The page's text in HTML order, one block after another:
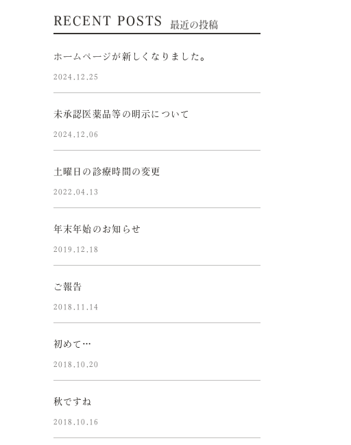
RECENT POSTS 最近の投稿
ホームページが新しくなりました。
2024.12.25
未承認医薬品等の明示について
2024.12.06
土曜日の診療時間の変更
2022.04.13
年末年始のお知らせ
2019.12.18
ご報告
2018.11.14
初めて…
2018.10.20
秋ですね
2018.10.16